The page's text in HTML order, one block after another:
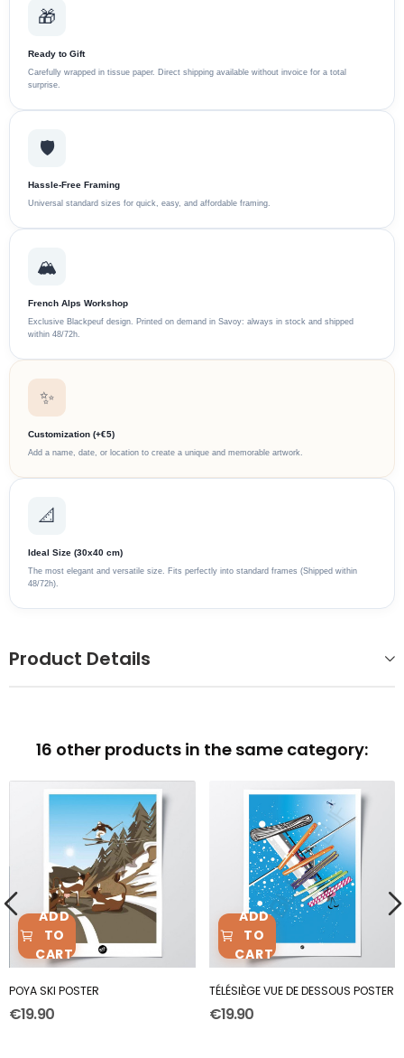
🎁
Ready to Gift
Carefully wrapped in tissue paper. Direct shipping available without invoice for a total
surprise.
🛡️
Hassle-Free Framing
Universal standard sizes for quick, easy, and affordable framing.
🏔️
French Alps Workshop
Exclusive Blackpeuf design. Printed on demand in Savoy: always in stock and shipped
within 48/72h.
✨
Customization (+€5)
Add a name, date, or location to create a unique and memorable artwork.
📐
Ideal Size (30x40 cm)
The most elegant and versatile size. Fits perfectly into standard frames (Shipped within
48/72h).
Product Details
16 other products in the same category:
ADD
TO
CART
POYA SKI POSTER
€19.90
ADD
TO
CART
TÉLÉSIÈGE VUE DE DESSOUS POSTER
€19.90